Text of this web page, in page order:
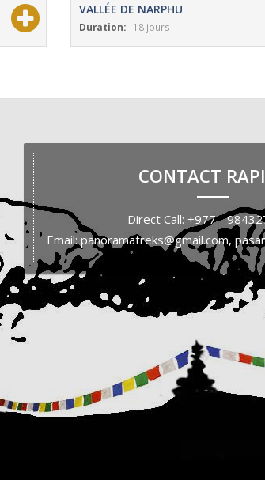
VALLÉE DE NARPHU
Duration: 18 jours
CONTACT
Direct Call: +977 -
Email: panoramatreks@gmail.com,